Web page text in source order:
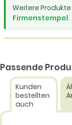
Weitere
Firmenstempel.
Passende
Kunden
bestellten
auch